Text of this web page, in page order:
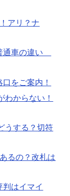
アリ？ナ
通車の違い
をご案内！
わからない！
うする？切符
るの？改札は
はイマイ